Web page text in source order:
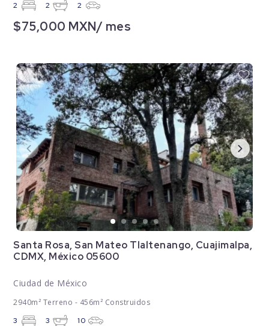
2 2 2
$75,000 MXN/ mes
Santa Rosa, San Mateo Tlaltenango, Cuajimalpa,
CDMX, México 05600
Ciudad de México
2940m² Terreno - 456m² Construidos
3 3 10